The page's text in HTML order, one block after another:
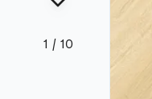
1 / 10